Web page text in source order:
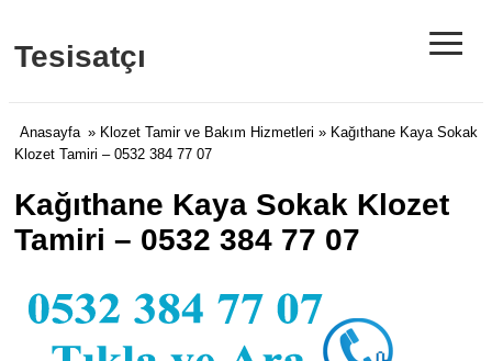
Tesisatçı ≡
Anasayfa » Klozet Tamir ve Bakım Hizmetleri » Kağıthane Kaya Sokak
Klozet Tamiri – 0532 384 77 07
Kağıthane Kaya Sokak Klozet
Tamiri – 0532 384 77 07